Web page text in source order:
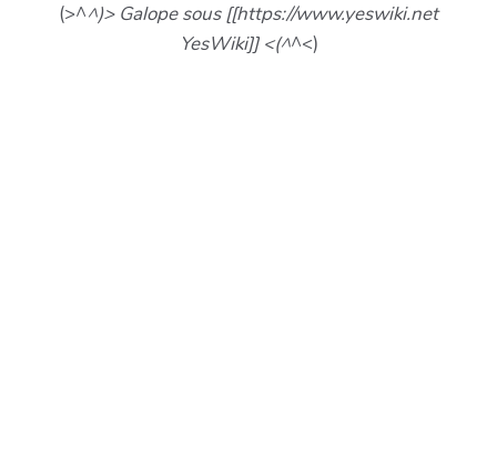
(>^^)> Galope sous [[https://www.yeswiki.net
YesWiki]] <(^^<)